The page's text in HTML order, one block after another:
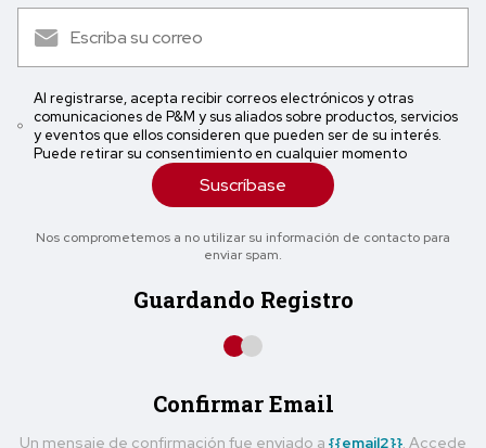
Al registrarse, acepta recibir correos electrónicos y otras
comunicaciones de P&M y sus aliados sobre productos, servicios
y eventos que ellos consideren que pueden ser de su interés.
Puede retirar su consentimiento en cualquier momento
Suscríbase
Nos comprometemos a no utilizar su información de contacto para
enviar spam.
Guardando Registro
Confirmar Email
Un mensaje de confirmación fue enviado a {{email2}}. Accede